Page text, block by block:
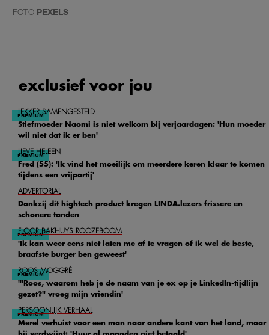
FOTO PEXELS
exclusief voor jou
LEKKER SAMENGESTELD
Stiefmoeder Naomi is niet welkom bij verjaardagen: 'Hun moeder
wil niet dat ik er ben'
LIEVE HELEEN
Fred (55): 'Ik vind het moeilijk om meerdere keren klaar te komen
tijdens een vrijpartij'
ADVERTORIAL
Dankzij dit hightech product kregen LINDA.lezers frissere en
schonere tanden
FLOOR BAKHUYS ROOZEBOOM
'Ik kan weer eens niet laten me af te vragen of ik wel de beste,
braafste burger ben geweest'
ROOS MOGGRÉ
'"Roos, waarom heb je de naam van je ex op je LinkedIn-tijdlijn
gezet?" vroeg mijn vriendin'
PERSOONLIJK VERHAAL
Merel verhuist voor een man naar andere kant van het land, maar